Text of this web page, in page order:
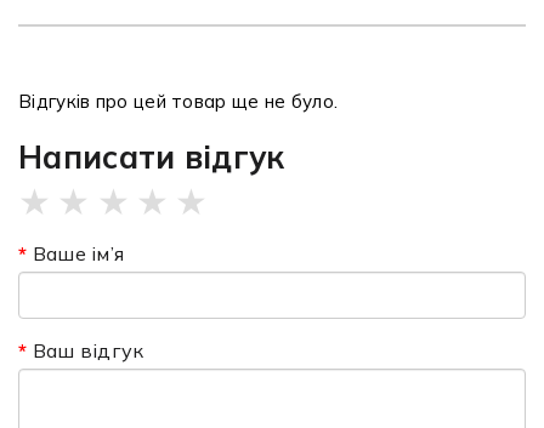
Відгуків про цей товар ще не було.
Написати відгук
★ ★ ★ ★ ★
Ваше ім’я
Ваш відгук